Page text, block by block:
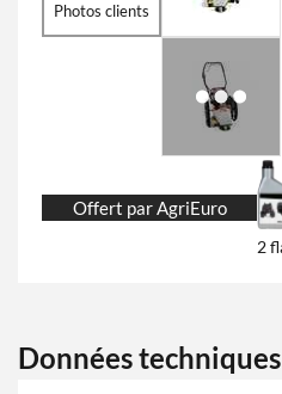
Photos clients
Offert par AgriEuro
Données techniques